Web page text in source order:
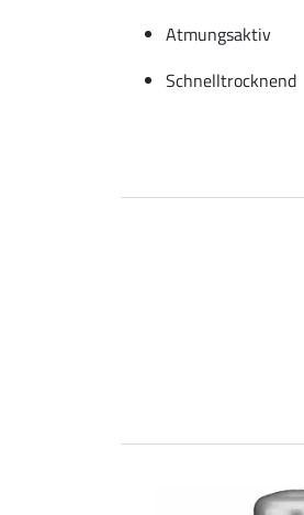
Atmungsaktiv
Schnelltrocknend